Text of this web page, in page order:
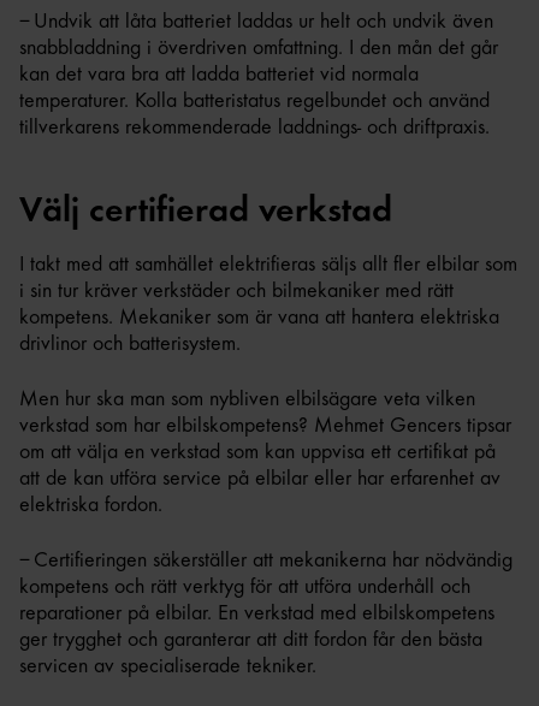
– Undvik att låta batteriet laddas ur helt och undvik även
snabbladdning i överdriven omfattning. I den mån det går
kan det vara bra att ladda batteriet vid normala
temperaturer. Kolla batteristatus regelbundet och använd
tillverkarens rekommenderade laddnings- och driftpraxis.
Välj certifierad verkstad
I takt med att samhället elektrifieras säljs allt fler elbilar som
i sin tur kräver verkstäder och bilmekaniker med rätt
kompetens. Mekaniker som är vana att hantera elektriska
drivlinor och batterisystem.
Men hur ska man som nybliven elbilsägare veta vilken
verkstad som har elbilskompetens? Mehmet Gencers tipsar
om att välja en verkstad som kan uppvisa ett certifikat på
att de kan utföra service på elbilar eller har erfarenhet av
elektriska fordon.
– Certifieringen säkerställer att mekanikerna har nödvändig
kompetens och rätt verktyg för att utföra underhåll och
reparationer på elbilar. En verkstad med elbilskompetens
ger trygghet och garanterar att ditt fordon får den bästa
servicen av specialiserade tekniker.